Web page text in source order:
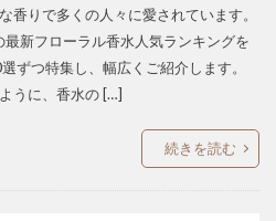
香りで多くの人々に愛されています。
新フローラル香水人気ランキングを
ずつ特集し、幅広くご紹介します。
うに、香水の […]
続きを読む